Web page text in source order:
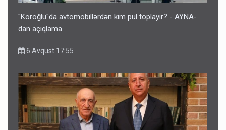
"Koroğlu"da avtomobillərdən kim pul toplayır? - AYNA-
dan açıqlama
6 Avqust 17:55